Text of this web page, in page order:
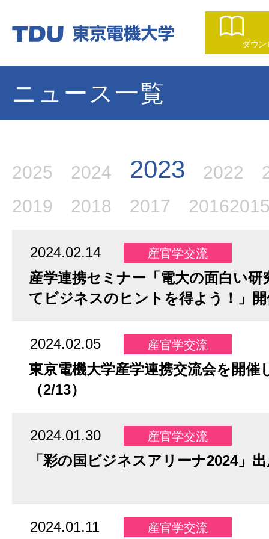
ダウン
ニュース一覧
2025 2024 2023 2022
2019
2018 2017 2016
2024.02.14 産官学交流
産学連携セミナー「電大の面白い研
てビジネスのヒントを得よう！」
2024.02.05 産官学交流
東京電機大学産学連携交流会を開催
（2/13）
2024.01.30 産官学交流
「彩の国ビジネスアリーナ2024」
2024.01.11 産官学交流